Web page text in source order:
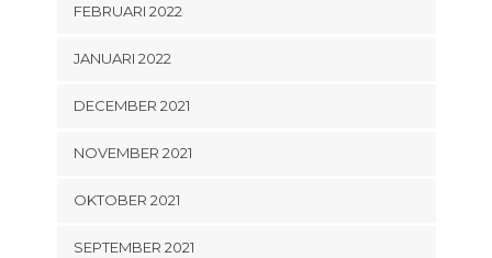
FEBRUARI 2022
JANUARI 2022
DECEMBER 2021
NOVEMBER 2021
OKTOBER 2021
SEPTEMBER 2021